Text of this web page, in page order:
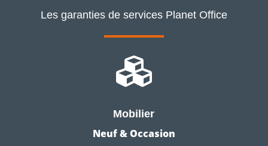
Les garanties de services Planet Office

Mobilier
Neuf & Occasion